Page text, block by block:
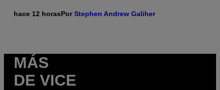
hace 12 horasPorStephen Andrew Galiher
MÁS
DE VICE